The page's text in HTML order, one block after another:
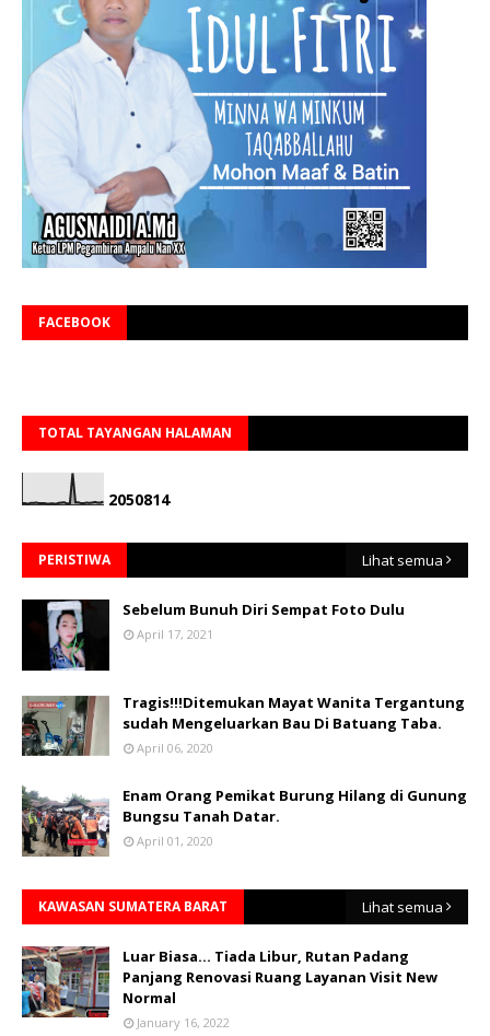
FACEBOOK
TOTAL TAYANGAN HALAMAN
2050814
PERISTIWA Lihat semua
Sebelum Bunuh Diri Sempat Foto Dulu
April 17, 2021
Tragis!!!Ditemukan Mayat Wanita Tergantung
sudah Mengeluarkan Bau Di Batuang Taba.
April 06, 2020
Enam Orang Pemikat Burung Hilang di Gunung
Bungsu Tanah Datar.
April 01, 2020
KAWASAN SUMATERA BARAT Lihat semua
Luar Biasa... Tiada Libur, Rutan Padang
Panjang Renovasi Ruang Layanan Visit New
Normal
January 16, 2022